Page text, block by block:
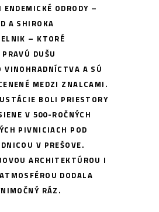
ENDEMICKÉ ODRODY –
A SHIROKA
– KTORÉ
DUŠU
VINOHRADNÍCTVA A SÚ
MEDZI ZNALCAMI .
BOLI PRIESTORY
V 500-ROČNÝCH
PIVNICIACH POD
V PREŠOVE.
ARCHITEKTÚROU I
DODALA
RÁZ.